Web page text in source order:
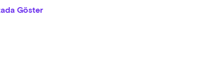
Göster